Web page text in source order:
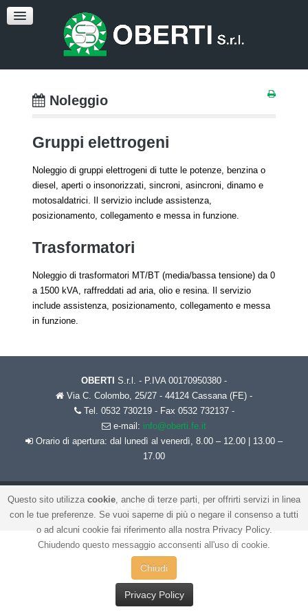
Cataloghi
DURC, VISURA, CCIAA, DURF
CONTATTI
Noleggio
Gruppi elettrogeni
Noleggio di gruppi elettrogeni di tutte le potenze, benzina o
diesel, aperti o insonorizzati, sincroni, asincroni, dinamo e
motosaldatrici. Il servizio include assistenza,
posizionamento, collegamento e messa in funzione.
Trasformatori
Noleggio di trasformatori MT/BT (media/bassa tensione) da 0
a 1500 kVA, raffreddati ad aria, olio e resina. Il servizio
include assistenza, posizionamento, collegamento e messa
in funzione.
OBERTI S.r.l. - P.IVA 00170950380 -
Via C. Colombo, 25/27 - 44124 Cassana (FE) -
Tel. 0532 730219 - Fax 0532 732137-
e-mail: info@oberti.fe.it
Orario di apertura: dal lunedì al venerdì, 8.00 – 12.00 | 13.00 –
17.00
DESIGNED BY FABIOURR
Questo sito utilizza cookie, anche di terze parti, per offrirti servizi in linea
con le tue preferenze. Se vuoi saperne di più o negare il consenso a tutti
o ad alcuni cookie fai riferimento alla nostra Privacy Policy.
Chiudendo questo messaggio acconsenti all'uso di cookie.
Chiudi
Privacy Policy